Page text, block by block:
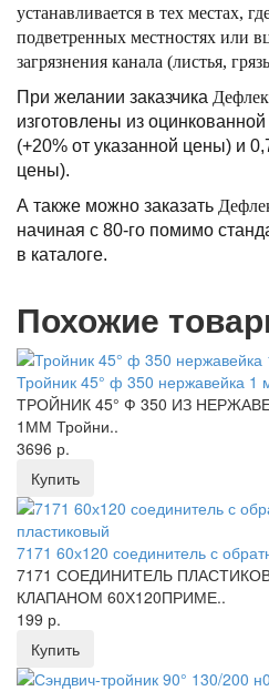
устанавливается в тех местах,
подветренных местностях или
загрязнения канала (листья,
При желании заказчика
изготовлены из
(+20% от указанной цены) и
цены).
А также можно заказать
начиная с 80-го помимо
в каталоге.
Похожие
Тройник 45° ф 350 нержавейка 1
ТРОЙНИК 45° Ф 350 ИЗ
1ММ Тройни..
3696 р.
Купить
7171 60х120 соединитель с
7171 СОЕДИНИТЕЛЬ
КЛАПАНОМ 60Х120ПРИМЕ..
199 р.
Купить